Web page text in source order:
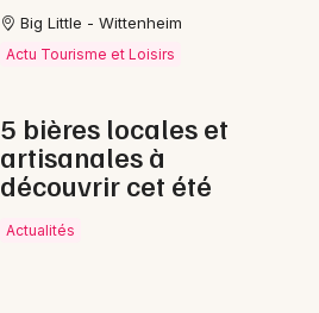
Big Little - Wittenheim
Actu Tourisme et Loisirs
5 bières locales et
artisanales à
découvrir cet été
Actualités